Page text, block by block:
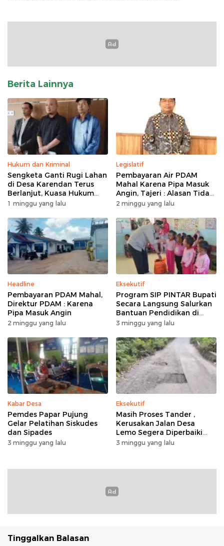
Berita Lainnya
Hukum dan Kriminal
Sengketa Ganti Rugi Lahan
di Desa Karendan Terus
Berlanjut, Kuasa Hukum
Ajukan Kasasi
1 minggu yang lalu
Legislatif
Pembayaran Air PDAM
Mahal Karena Pipa Masuk
Angin, Tajeri : Alasan Tidak
Masuk Akal
2 minggu yang lalu
Headline
Pembayaran PDAM Mahal,
Direktur PDAM : Karena
Pipa Masuk Angin
2 minggu yang lalu
Eksekutif
Program SIP PINTAR Bupati
Secara Langsung Salurkan
Bantuan Pendidikan di
Desa Mampuak ll
3 minggu yang lalu
Kabar Desa
Pemdes Papar Pujung
Gelar Pelatihan Siskudes
dan Sipades
3 minggu yang lalu
Eksekutif
Masih Proses Tander ,
Kerusakan Jalan Desa
Lemo Segera Diperbaiki
Tahun Ini
3 minggu yang lalu
Tinggalkan Balasan